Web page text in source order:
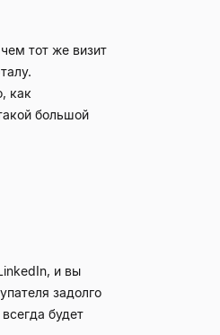
тот же визит
как
большой
и вы
задолго
будет